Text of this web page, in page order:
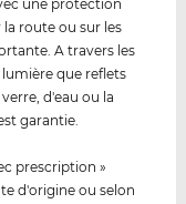
une protection
la route ou sur les
A travers les
que reflets
d'eau ou la
garantie.
prescription »
d'origine ou selon